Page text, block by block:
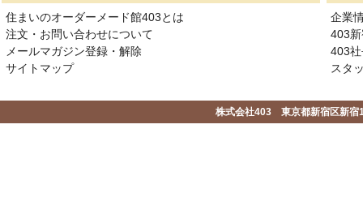
住まいのオーダーメード館403とは
注文・お問い合わせについて
メールマガジン登録・解除
サイトマップ
企業
403
403
スタ
株式会社403 東京都新宿区新